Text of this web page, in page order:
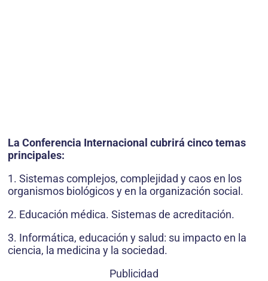
La Conferencia Internacional cubrirá cinco temas
principales:
1. Sistemas complejos, complejidad y caos en los
organismos biológicos y en la organización social.
2. Educación médica. Sistemas de acreditación.
3. Informática, educación y salud: su impacto en la
ciencia, la medicina y la sociedad.
Publicidad